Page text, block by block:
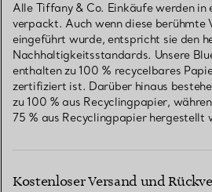
Alle Tiffany & Co. Einkäufe werden in
verpackt. Auch wenn diese berühmte
eingeführt wurde, entspricht sie den
Nachhaltigkeitsstandards. Unsere
enthalten zu 100 % recycelbares
zertifiziert ist. Darüber hinaus
zu 100 % aus Recyclingpapier,
75 % aus Recyclingpapier hergestellt
Kostenloser Versand und